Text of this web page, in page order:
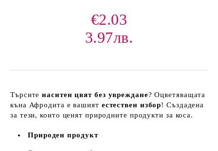
€2.03
3.97лв.
Търситенаситен цвят без увреждане? Оцветяващата
къна Афродита е вашият естествен избор! Създадена
за тези, които ценят природните продукти за коса.
Природен продукт